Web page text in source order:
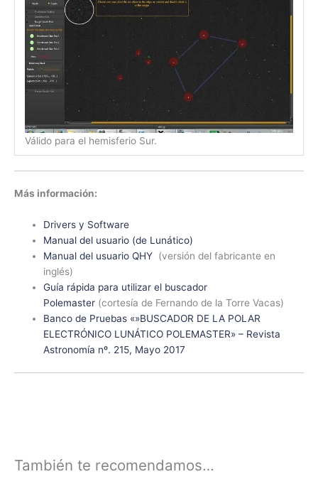
Válido para el hemisferio Sur.
Más información:
Drivers y Software
Manual del usuario (de Lunático)
Manual del usuario QHY (versión del fabricante en
inglés)
Guía rápida para utilizar el buscador
Polemaster (cortesía de Fernando de la Torre Vacas)
Banco de Pruebas «»BUSCADOR DE LA POLAR
ELECTRÓNICO LUNÁTICO POLEMASTER» – Revista
Astronomía nº. 215, Mayo 2017
También te recomendamos…